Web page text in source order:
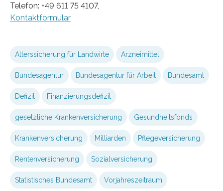
Telefon: +49 611 75 4107,
Kontaktformular
Alterssicherung für Landwirte Arzneimittel
Bundesagentur Bundesagentur für Arbeit Bundesamt
Defizit Finanzierungsdefizit
gesetzliche Krankenversicherung Gesundheitsfonds
Krankenversicherung Milliar­den Pflegeversicherung
Rentenversicherung Sozialversicherung
Statistisches Bundesamt Vorjahreszeitraum